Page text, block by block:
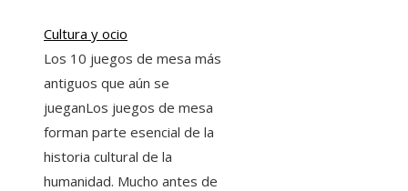
Cultura y ocio
Los 10 juegos de mesa más
antiguos que aún se
jueganLos juegos de mesa
forman parte esencial de la
historia cultural de la
humanidad. Mucho antes de